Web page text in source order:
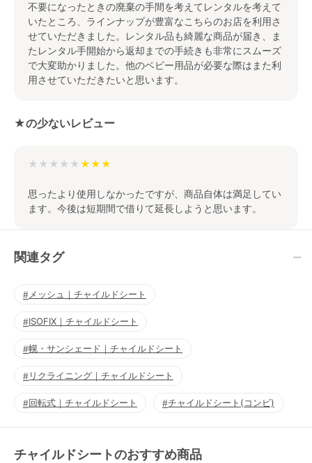
不要になったときの廃棄の手間を考えてレンタルを考えて
いたところ、ラインナップが豊富なこちらのお店を利用さ
せていただきました。レンタル品も綺麗な商品が届き、ま
たレンタル手開始から返却までの手続きも非常にスムーズ
で大変助かりました。他のベビー用品が必要な際はまた利
用させていただきたいと思います。
★の少ないレビュー
★★★★★
思ったより使用しなかったですが、商品自体は満足してい
ます。今後は短期間で借りて延長しようと思います。
関連タグ
メッシュ｜チャイルドシート
ISOFIX｜チャイルドシート
幌・サンシェード｜チャイルドシート
リクライニング｜チャイルドシート
回転式｜チャイルドシート チャイルドシート(コンビ)
チャイルドシートのおすすめ商品